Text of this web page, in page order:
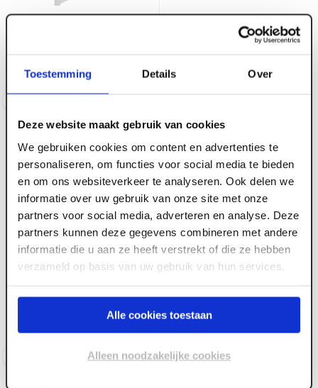
Toestemming Details Over
Deze website maakt gebruik van cookies
We gebruiken cookies om content en advertenties te
personaliseren, om functies voor social media te bieden
en om ons websiteverkeer te analyseren. Ook delen we
informatie over uw gebruik van onze site met onze
partners voor social media, adverteren en analyse. Deze
partners kunnen deze gegevens combineren met andere
informatie die u aan ze heeft verstrekt of die ze hebben
verzameld op basis van uw gebruik van hun services.
Alle cookies toestaan
Alleen noodzakelijke cookies
ART000577
Voorraad: 20+
8 x 30 x 4000 mm Keralit
inhaak startprofiel
Voorraad: 20+
Log in voor prijzen
Keralitschroef 30 mm
(200 st/ds)
Voorraad: 6
Log in voor prijzen